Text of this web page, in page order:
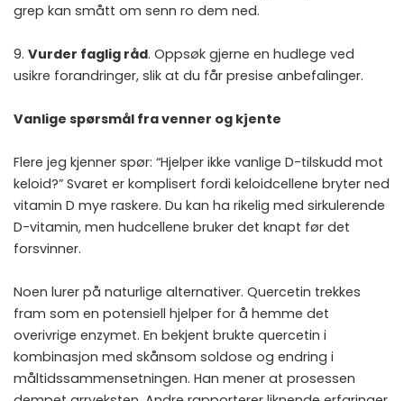
grep kan smått om senn ro dem ned.
9. Vurder faglig råd. Oppsøk gjerne en hudlege ved
usikre forandringer, slik at du får presise anbefalinger.
Vanlige spørsmål fra venner og kjente
Flere jeg kjenner spør: “Hjelper ikke vanlige D-tilskudd mot
keloid?” Svaret er komplisert fordi keloidcellene bryter ned
vitamin D mye raskere. Du kan ha rikelig med sirkulerende
D-vitamin, men hudcellene bruker det knapt før det
forsvinner.
Noen lurer på naturlige alternativer. Quercetin trekkes
fram som en potensiell hjelper for å hemme det
overivrige enzymet. En bekjent brukte quercetin i
kombinasjon med skånsom soldose og endring i
måltidssammensetningen. Han mener at prosessen